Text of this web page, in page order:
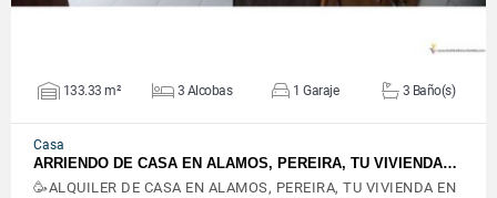
133.33 m² 3 Alcobas 1 Garaje 3 Baño(s)
Casa
ARRIENDO DE CASA EN ALAMOS, PEREIRA, TU VIVIENDA…
🥳ALQUILER DE CASA EN ALAMOS, PEREIRA, TU VIVIENDA EN